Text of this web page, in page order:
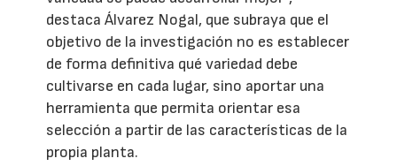
destaca Álvarez Nogal, que subraya que el
objetivo de la investigación no es establecer
de forma definitiva qué variedad debe
cultivarse en cada lugar, sino aportar una
herramienta que permita orientar esa
selección a partir de las características de la
propia planta.